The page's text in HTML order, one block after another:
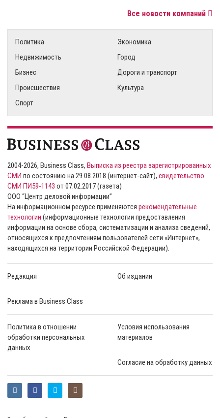
Все новости компаний
Политика
Экономика
Недвижимость
Город
Бизнес
Дороги и транспорт
Происшествия
Культура
Спорт
2004-2026, Business Class, Выписка из реестра зарегистрированных
СМИ по состоянию на 29.08.2018 (интернет-сайт), свидетельство
СМИ ПИ59-1143 от 07.02.2017 (газета)
ООО “Центр деловой информации”
На информационном ресурсе применяются рекомендательные
технологии (информационные технологии предоставления
информации на основе сбора, систематизации и анализа сведений,
относящихся к предпочтениям пользователей сети «Интернет»,
находящихся на территории Российской Федерации).
Редакция Об издании
Реклама в Business Class
Политика в отношении
обработки персональных
данных
Условия использования
материалов
Согласие на обработку данных